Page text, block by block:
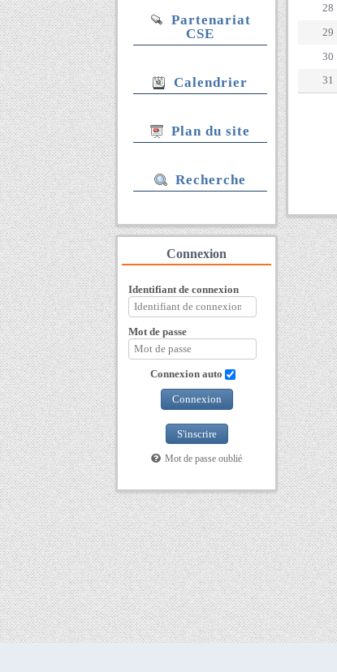
Partenariat
CSE
Calendrier
Plan du site
Recherche
Connexion
Identifiant de connexion
Mot de passe
Connexion auto
Connexion
S'inscrire
Mot de passe oublié
28
29
30
31